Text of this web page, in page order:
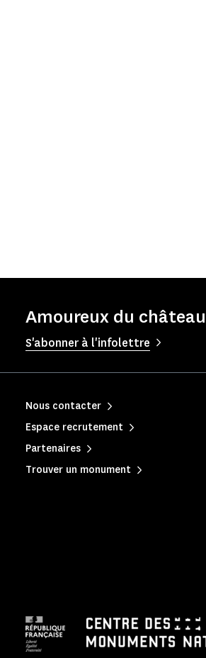
Amoureux du
S'abonner à l'infolettre
Nous contacter
Espace recrutement
Partenaires
Trouver un monument